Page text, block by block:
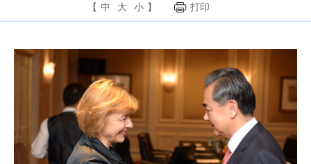
【 中 大 小 】 打印